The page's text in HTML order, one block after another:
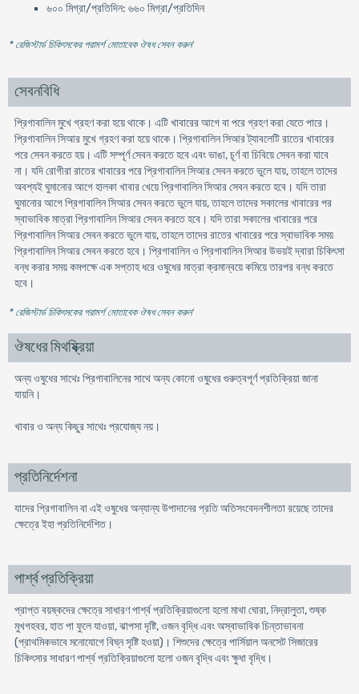
৬০০ মিগ্রা/প্রতিদিন: ৬৬০ মিগ্রা/প্রতিদিন
* রেজিস্টার্ড চিকিৎসকের পরামর্শ মোতাবেক ঔষধ সেবন করুন'
সেবনবিধি
প্রিগাবালিন মুখে গ্রহণ করা হয়ে থাকে। এটি খাবারের আগে বা পরে গ্রহণ করা যেতে পারে।
প্রিগাবালিন সিআর মুখে গ্রহণ করা হয়ে থাকে। প্রিগাবালিন সিআর ট্যাবলেটি রাতের খাবারের
পরে সেবন করতে হয়। এটি সম্পূর্ণ সেবন করতে হবে এবং ভাঙা, চূর্ণ বা চিবিয়ে সেবন করা যাবে
না। যদি রোগীরা রাতের খাবারের পরে প্রিগাবালিন সিআর সেবন করতে ভুলে যায়, তাহলে তাদের
অবশ্যই ঘুমানোর আগে হালকা খাবার খেয়ে প্রিগাবালিন সিআর সেবন করতে হবে। যদি তারা
ঘুমানোর আগে প্রিগাবালিন সিআর সেবন করতে ভুলে যায়, তাহলে তাদের সকালের খাবারের পর
স্বাভাবিক মাত্রা প্রিগাবালিন সিআর সেবন করতে হবে। যদি তারা সকালের খাবারের পরে
প্রিগাবালিন সিআর সেবন করতে ভুলে যায়, তাহলে তাদের রাতের খাবারের পরে স্বাভাবিক সময়
প্রিগাবালিন সিআর সেবন করতে হবে। প্রিগাবালিন ও প্রিগাবালিন সিআর উভয়ই দ্বারা চিকিৎসা
বন্ধ করার সময় কমপক্ষে এক সপ্তাহ ধরে ওষুধের মাত্রা ক্রমান্বয়ে কমিয়ে তারপর বন্ধ করতে
হবে।
* রেজিস্টার্ড চিকিৎসকের পরামর্শ মোতাবেক ঔষধ সেবন করুন'
ঔষধের মিথষ্ক্রিয়া
অন্য ওষুধের সাথেঃ প্রিগাবালিনের সাথে অন্য কোনো ওষুধের গুরুত্বপূর্ণ প্রতিক্রিয়া জানা
যায়নি।
খাবার ও অন্য কিছুর সাথেঃ প্রযোজ্য নয়।
প্রতিনির্দেশনা
যাদের প্রিগাবালিন বা এই ওষুধের অন্যান্য উপাদানের প্রতি অতিসংবেদনশীলতা রয়েছে তাদের
ক্ষেত্রে ইহা প্রতিনির্দেশিত।
পার্শ্ব প্রতিক্রিয়া
প্রাপ্ত বয়ষ্কদের ক্ষেত্রে সাধারণ পার্শ্ব প্রতিক্রিয়াগুলো হলো মাথা ঘোরা, নিদ্রালুতা, শুষ্ক
মুখগহবর, হাত পা ফুলে যাওয়া, ঝাপসা দৃষ্টি, ওজন বৃদ্ধি এবং অস্বাভাবিক চিন্তাভাবনা
(প্রাথমিকভাবে মনোযোগে বিঘ্ন সৃষ্টি হওয়া)। শিশুদের ক্ষেত্রে পার্সিয়াল অনসেট সিজারের
চিকিৎসার সাধারণ পার্শ্ব প্রতিক্রিয়াগুলো হলো ওজন বৃদ্ধি এবং ক্ষুধা বৃদ্ধি।